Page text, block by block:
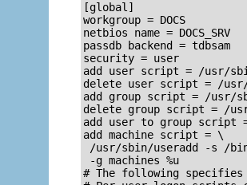
[global]
workgroup = DOCS
netbios name = DOCS_SRV
passdb backend = tdbsam
security = user
add user script = /usr/
delete user script = /
add group script = /usr/
delete group script = /
add user to group script =
add machine script = \
/usr/sbin/useradd -s /
-g machines %u
# The following